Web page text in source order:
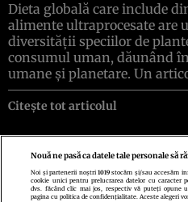
Dieta globală care include
alimente ultraprocesate are
diversității speciilor de
consumul uman, dăunând
umane și planetare. Un
Citește tot articolul
Politica de confidenţialitate
Echipa redacțională
Nouă ne pasă ca datele tale personale să
Noi și partenerii noștri1019 stocăm și/sau accesăm
cookie unici pentru prelucrarea datelor cu caracter
dvs. făcând clic mai jos, respectiv vă puteți
pagina cu politica de confidențialitate. Aceste alegeri